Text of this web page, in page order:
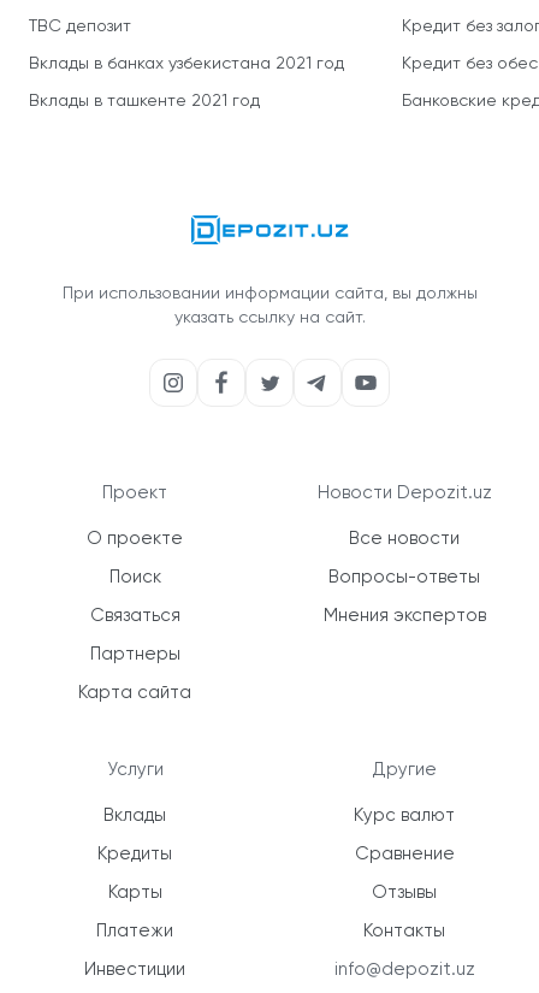
TBC депозит
Вклады в банках узбекистана 2021 год
Вклады в ташкенте 2021 год
Кредит без
Кредит без
Банковские
При использовании информации сайта, вы должны
указать ссылку на сайт.
Проект
О проекте
Поиск
Связаться
Партнеры
Карта сайта
Услуги
Вклады
Кредиты
Карты
Платежи
Инвестиции
Новости Depozit.uz
Все новости
Вопросы-ответы
Мнения экспертов
Другие
Курс валют
Сравнение
Отзывы
Контакты
info@depozit.uz